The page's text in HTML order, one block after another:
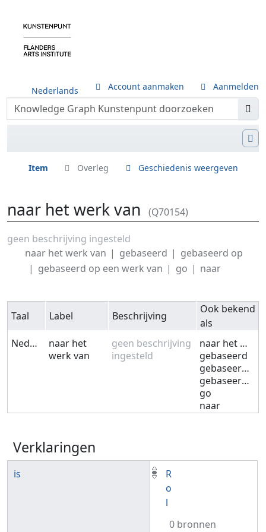
Nederlands Account aanmaken Aanmelden
Item Overleg Geschiedenis weergeven
naar het werk van (Q70154)
Ga naar:navigatie,zoeken
geen beschrijving ingesteld
naar het werk van
gebaseerd
gebaseerd op
gebaseerd op een werk van
go naar
Taal Label Beschrijving
Ook bekend
als
Nederlands
naar het
werk van
geen beschrijving
ingesteld
naar het werk van
gebaseerd
gebaseerd op
gebaseerd op een werk van
go
naar
Verklaringen
is
R
o
l
0 bronnen